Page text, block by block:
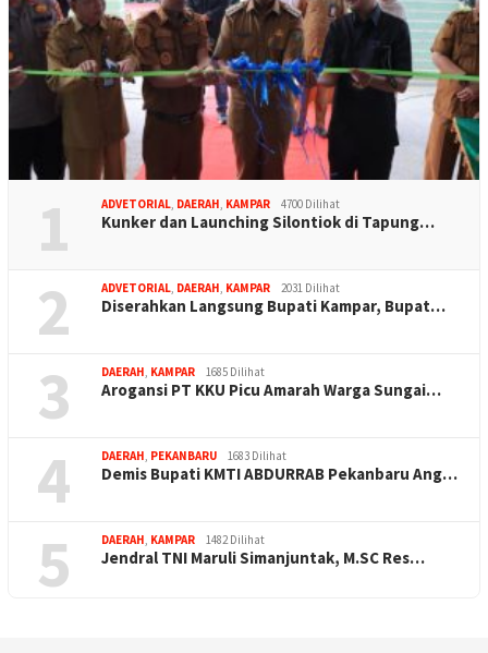
1 ADVETORIAL, DAERAH, KAMPAR 4700 Dilihat
Kunker dan Launching Silontiok di Tapung…
2 ADVETORIAL, DAERAH, KAMPAR 2031 Dilihat
Diserahkan Langsung Bupati Kampar, Bupat…
3 DAERAH, KAMPAR 1685 Dilihat
Arogansi PT KKU Picu Amarah Warga Sungai…
4 DAERAH, PEKANBARU 1683 Dilihat
Demis Bupati KMTI ABDURRAB Pekanbaru Ang…
5 DAERAH, KAMPAR 1482 Dilihat
Jendral TNI Maruli Simanjuntak, M.SC Res…